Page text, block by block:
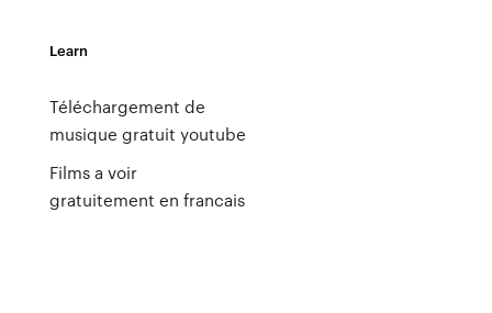
Learn
Téléchargement de
musique gratuit youtube
Films a voir
gratuitement en francais